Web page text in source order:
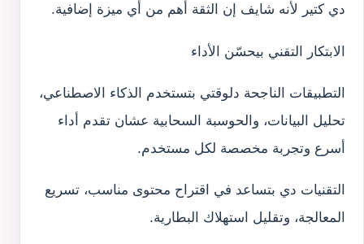
دي كتير لأنه شايف إن الثقة أهم من أي ميزة إضافية.
الابتكار التقني بيحسّن الأداء
التطبيقات الناجحة دلوقتي بتستخدم الذكاء الاصطناعي،
تحليل البيانات، والحوسبة السحابية عشان تقدم أداء
أسرع وتجربة مخصصة لكل مستخدم.
التقنيات دي بتساعد في اقتراح محتوى مناسب، تسريع
المعالجة، وتقليل استهلاك البطارية.